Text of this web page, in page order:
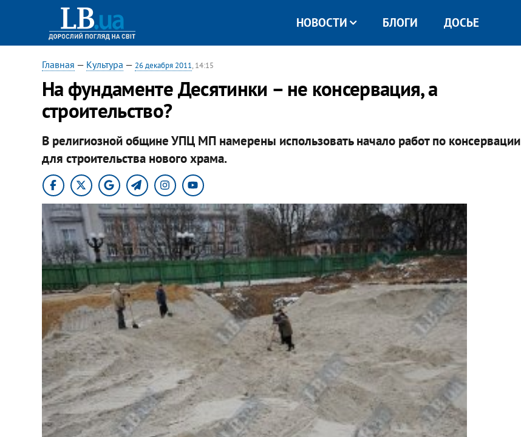
НОВОСТИ БЛОГИ ДОСЬЕ
Главная — Культура — 26 декабря 2011, 14:15
На фундаменте Десятинки – не консервация, а
строительство?
В религиозной общине УПЦ МП намерены использовать начало работ по консервации
для строительства нового храма.